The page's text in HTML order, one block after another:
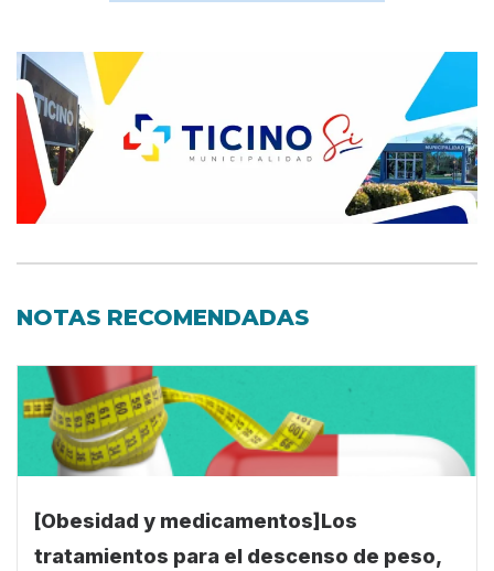
NOTAS RECOMENDADAS
[Obesidad y medicamentos]Los
tratamientos para el descenso de peso,